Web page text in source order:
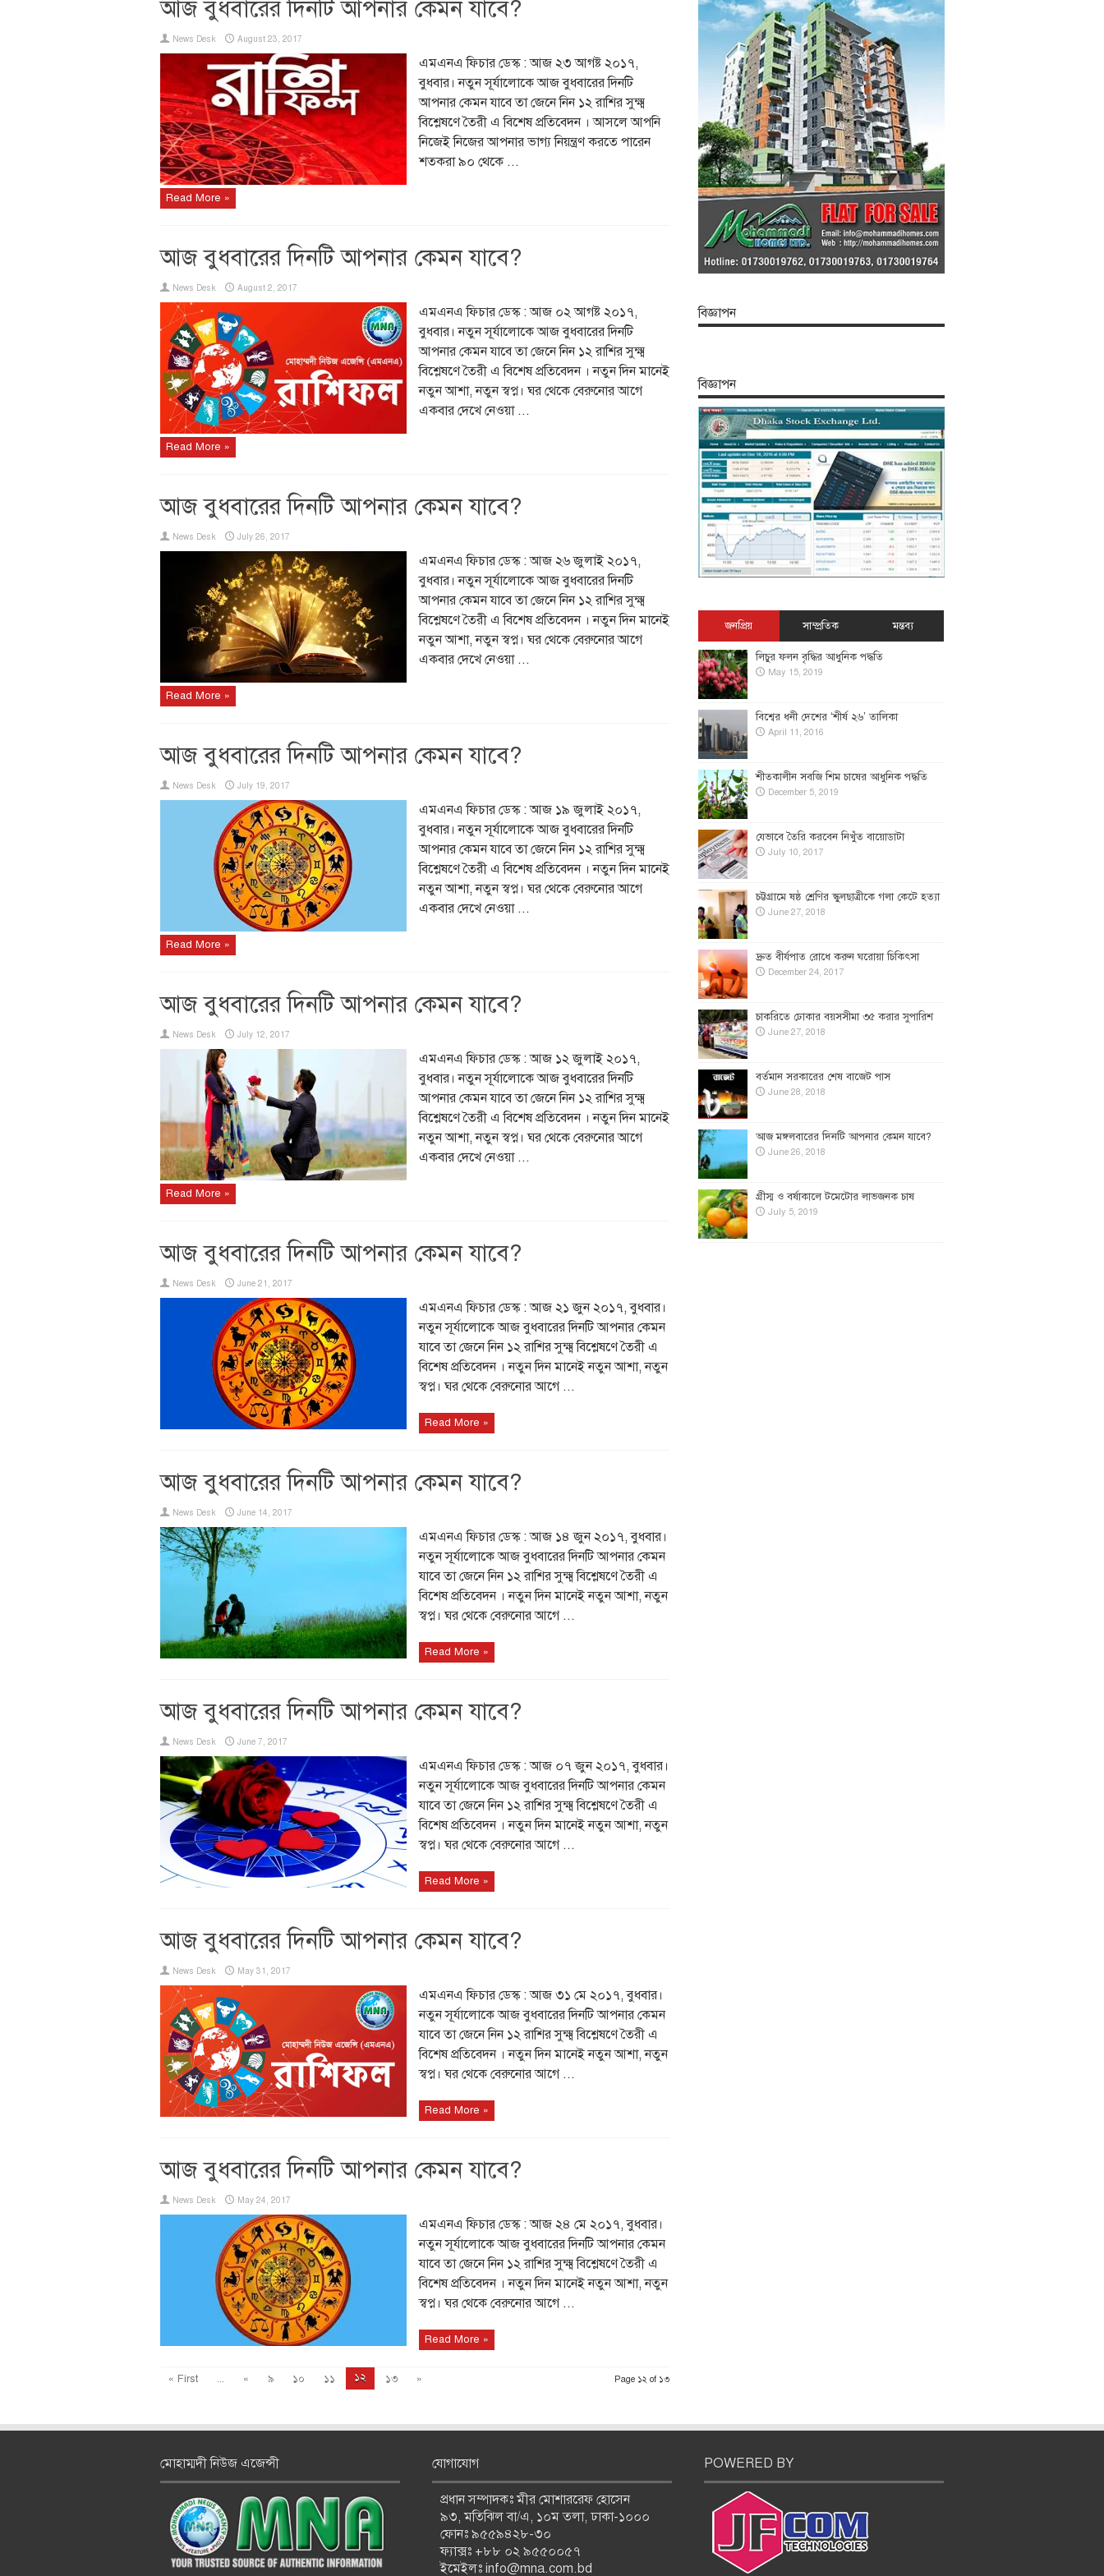
আজ বুধবারের দিনটি আপনার কেমন যাবে?
News Desk August 23, 2017
এমএনএ ফিচার ডেস্ক : আজ ২৩ আগষ্ট ২০১৭,
বুধবার। নতুন সূর্যালোকে আজ বুধবারের দিনটি
আপনার কেমন যাবে তা জেনে নিন ১২ রাশির সুক্ষ্ম
বিশ্লেষণে তৈরী এ বিশেষ প্রতিবেদন । আসলে আপনি
নিজেই নিজের আপনার ভাগ্য নিয়ন্ত্রণ করতে পারেন
শতকরা ৯০ থেকে ...
Read More »
আজ বুধবারের দিনটি আপনার কেমন যাবে?
News Desk August 2, 2017
এমএনএ ফিচার ডেস্ক : আজ ০২ আগষ্ট ২০১৭,
বুধবার। নতুন সূর্যালোকে আজ বুধবারের দিনটি
আপনার কেমন যাবে তা জেনে নিন ১২ রাশির সুক্ষ্ম
বিশ্লেষণে তৈরী এ বিশেষ প্রতিবেদন । নতুন দিন মানেই
নতুন আশা, নতুন স্বপ্ন। ঘর থেকে বেরুনোর আগে
একবার দেখে নেওয়া ...
Read More »
আজ বুধবারের দিনটি আপনার কেমন যাবে?
News Desk July 26, 2017
এমএনএ ফিচার ডেস্ক : আজ ২৬ জুলাই ২০১৭,
বুধবার। নতুন সূর্যালোকে আজ বুধবারের দিনটি
আপনার কেমন যাবে তা জেনে নিন ১২ রাশির সুক্ষ্ম
বিশ্লেষণে তৈরী এ বিশেষ প্রতিবেদন । নতুন দিন মানেই
নতুন আশা, নতুন স্বপ্ন। ঘর থেকে বেরুনোর আগে
একবার দেখে নেওয়া ...
Read More »
আজ বুধবারের দিনটি আপনার কেমন যাবে?
News Desk July 19, 2017
এমএনএ ফিচার ডেস্ক : আজ ১৯ জুলাই ২০১৭,
বুধবার। নতুন সূর্যালোকে আজ বুধবারের দিনটি
আপনার কেমন যাবে তা জেনে নিন ১২ রাশির সুক্ষ্ম
বিশ্লেষণে তৈরী এ বিশেষ প্রতিবেদন । নতুন দিন মানেই
নতুন আশা, নতুন স্বপ্ন। ঘর থেকে বেরুনোর আগে
একবার দেখে নেওয়া ...
Read More »
আজ বুধবারের দিনটি আপনার কেমন যাবে?
News Desk July 12, 2017
এমএনএ ফিচার ডেস্ক : আজ ১২ জুলাই ২০১৭,
বুধবার। নতুন সূর্যালোকে আজ বুধবারের দিনটি
আপনার কেমন যাবে তা জেনে নিন ১২ রাশির সুক্ষ্ম
বিশ্লেষণে তৈরী এ বিশেষ প্রতিবেদন । নতুন দিন মানেই
নতুন আশা, নতুন স্বপ্ন। ঘর থেকে বেরুনোর আগে
একবার দেখে নেওয়া ...
Read More »
আজ বুধবারের দিনটি আপনার কেমন যাবে?
News Desk June 21, 2017
এমএনএ ফিচার ডেস্ক : আজ ২১ জুন ২০১৭, বুধবার।
নতুন সূর্যালোকে আজ বুধবারের দিনটি আপনার কেমন
যাবে তা জেনে নিন ১২ রাশির সুক্ষ্ম বিশ্লেষণে তৈরী এ
বিশেষ প্রতিবেদন । নতুন দিন মানেই নতুন আশা, নতুন
স্বপ্ন। ঘর থেকে বেরুনোর আগে ...
Read More »
আজ বুধবারের দিনটি আপনার কেমন যাবে?
News Desk June 14, 2017
এমএনএ ফিচার ডেস্ক : আজ ১৪ জুন ২০১৭, বুধবার।
নতুন সূর্যালোকে আজ বুধবারের দিনটি আপনার কেমন
যাবে তা জেনে নিন ১২ রাশির সুক্ষ্ম বিশ্লেষণে তৈরী এ
বিশেষ প্রতিবেদন । নতুন দিন মানেই নতুন আশা, নতুন
স্বপ্ন। ঘর থেকে বেরুনোর আগে ...
Read More »
আজ বুধবারের দিনটি আপনার কেমন যাবে?
News Desk June 7, 2017
এমএনএ ফিচার ডেস্ক : আজ ০৭ জুন ২০১৭, বুধবার।
নতুন সূর্যালোকে আজ বুধবারের দিনটি আপনার কেমন
যাবে তা জেনে নিন ১২ রাশির সুক্ষ্ম বিশ্লেষণে তৈরী এ
বিশেষ প্রতিবেদন । নতুন দিন মানেই নতুন আশা, নতুন
স্বপ্ন। ঘর থেকে বেরুনোর আগে ...
Read More »
আজ বুধবারের দিনটি আপনার কেমন যাবে?
News Desk May 31, 2017
এমএনএ ফিচার ডেস্ক : আজ ৩১ মে ২০১৭, বুধবার।
নতুন সূর্যালোকে আজ বুধবারের দিনটি আপনার কেমন
যাবে তা জেনে নিন ১২ রাশির সুক্ষ্ম বিশ্লেষণে তৈরী এ
বিশেষ প্রতিবেদন । নতুন দিন মানেই নতুন আশা, নতুন
স্বপ্ন। ঘর থেকে বেরুনোর আগে ...
Read More »
আজ বুধবারের দিনটি আপনার কেমন যাবে?
News Desk May 24, 2017
এমএনএ ফিচার ডেস্ক : আজ ২৪ মে ২০১৭, বুধবার।
নতুন সূর্যালোকে আজ বুধবারের দিনটি আপনার কেমন
যাবে তা জেনে নিন ১২ রাশির সুক্ষ্ম বিশ্লেষণে তৈরী এ
বিশেষ প্রতিবেদন । নতুন দিন মানেই নতুন আশা, নতুন
স্বপ্ন। ঘর থেকে বেরুনোর আগে ...
Read More »
Page ১২ of ১৩
« First ... « ৯ ১০ ১১ ১২ ১৩ »
বিজ্ঞাপন
বিজ্ঞাপন
জনপ্রিয় সাম্প্রতিক মন্তব্য
লিচুর ফলন বৃদ্ধির আধুনিক পদ্ধতি
May 15, 2019
বিশ্বের ধনী দেশের ‘শীর্ষ ২৬’ তালিকা
April 11, 2016
শীতকালীন সবজি শিম চাষের আধুনিক পদ্ধতি
December 5, 2019
যেভাবে তৈরি করবেন নিখুঁত বায়োডাটা
July 10, 2017
চট্টগ্রামে ষষ্ঠ শ্রেণির স্কুলছাত্রীকে গলা কেটে হত্যা
June 27, 2018
দ্রুত বীর্যপাত রোধে করুন ঘরোয়া চিকিৎসা
December 24, 2017
চাকরিতে ঢোকার বয়সসীমা ৩৫ করার সুপারিশ
June 27, 2018
বর্তমান সরকারের শেষ বাজেট পাস
June 28, 2018
আজ মঙ্গলবারের দিনটি আপনার কেমন যাবে?
June 26, 2018
গ্রীস্ম ও বর্ষাকালে টমেটোর লাভজনক চাষ
July 5, 2019
মোহাম্মদী নিউজ এজেন্সী যোগাযোগ
প্রধান সম্পাদকঃ মীর মোশাররেফ হোসেন
৯৩, মতিঝিল বা/এ, ১০ম তলা, ঢাকা-১০০০
ফোনঃ ৯৫৫৯৪২৮-৩০
ফ্যাক্সঃ +৮৮ ০২ ৯৫৫০০৫৭
ইমেইলঃ info@mna.com.bd
POWERED BY